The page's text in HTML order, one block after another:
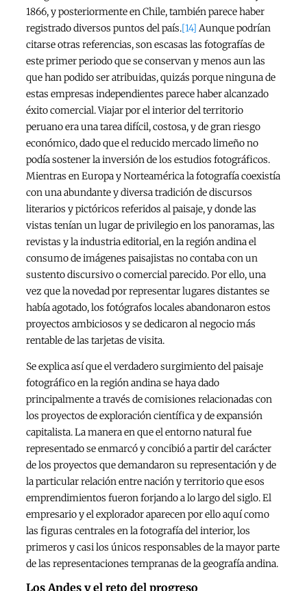
1866, y posteriormente en Chile, también parece haber
registrado diversos puntos del país.[14] Aunque podrían
citarse otras referencias, son escasas las fotografías de
este primer periodo que se conservan y menos aun las
que han podido ser atribuidas, quizás porque ninguna de
estas empresas independientes parece haber alcanzado
éxito comercial. Viajar por el interior del territorio
peruano era una tarea difícil, costosa, y de gran riesgo
económico, dado que el reducido mercado limeño no
podía sostener la inversión de los estudios fotográficos.
Mientras en Europa y Norteamérica la fotografía coexistía
con una abundante y diversa tradición de discursos
literarios y pictóricos referidos al paisaje, y donde las
vistas tenían un lugar de privilegio en los panoramas, las
revistas y la industria editorial, en la región andina el
consumo de imágenes paisajistas no contaba con un
sustento discursivo o comercial parecido. Por ello, una
vez que la novedad por representar lugares distantes se
había agotado, los fotógrafos locales abandonaron estos
proyectos ambiciosos y se dedicaron al negocio más
rentable de las tarjetas de visita.
Se explica así que el verdadero surgimiento del paisaje
fotográfico en la región andina se haya dado
principalmente a través de comisiones relacionadas con
los proyectos de exploración científica y de expansión
capitalista. La manera en que el entorno natural fue
representado se enmarcó y concibió a partir del carácter
de los proyectos que demandaron su representación y de
la particular relación entre nación y territorio que esos
emprendimientos fueron forjando a lo largo del siglo. El
empresario y el explorador aparecen por ello aquí como
las figuras centrales en la fotografía del interior, los
primeros y casi los únicos responsables de la mayor parte
de las representaciones tempranas de la geografía andina.
Los Andes y el reto del progreso